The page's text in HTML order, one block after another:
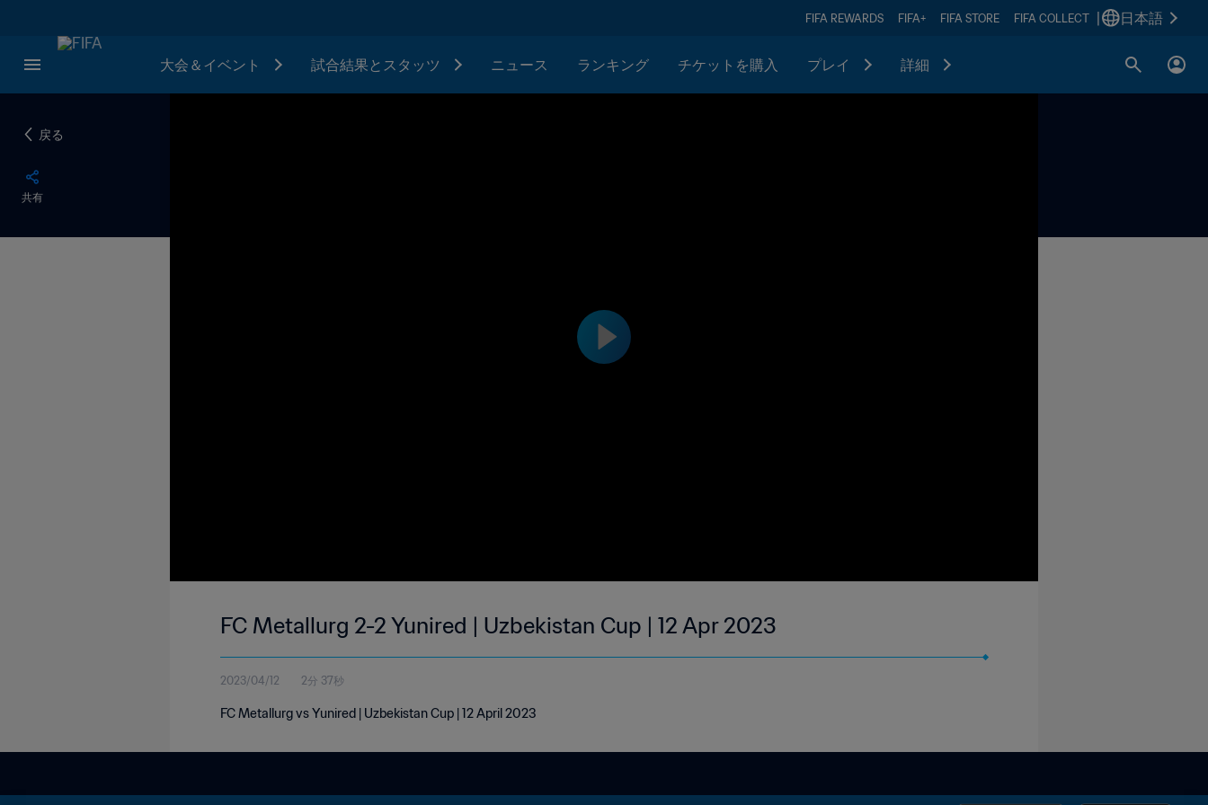
FIFA REWARDS FIFA+ FIFA STORE FIFA COLLECT 日本語
大会＆イベント 試合結果とスタッツ ニュース ランキング チケットを購入 プレイ 詳細
戻る
共有
FC Metallurg 2-2 Yunired | Uzbekistan Cup | 12 Apr 2023
2023/04/12 2分 37秒
FC Metallurg vs Yunired | Uzbekistan Cup | 12 April 2023